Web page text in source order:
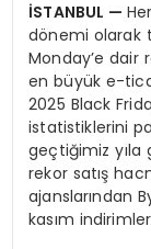
İSTANBUL —
dönemi olarak
Monday’e dair
en büyük e-
2025 Black
istatistiklerini
geçtiğimiz yıla
rekor satış
ajanslarından
kasım